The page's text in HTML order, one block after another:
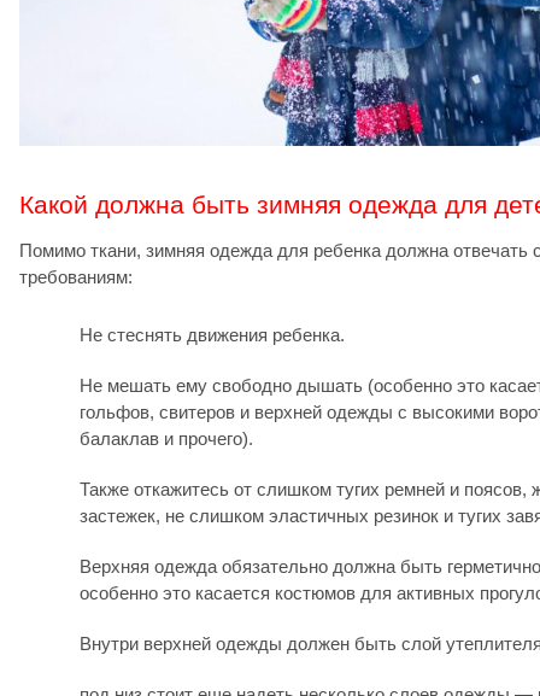
Какой должна быть зимняя одежда для
Помимо ткани, зимняя одежда для ребенка должна
требованиям:
Не стеснять движения ребенка.
Не мешать ему свободно дышать (особенно это
гольфов, свитеров и верхней одежды с высокими
балаклав и прочего).
Также откажитесь от слишком тугих ремней и
застежек, не слишком эластичных резинок и тугих
Верхняя одежда обязательно должна быть
особенно это касается костюмов для активных
Внутри верхней одежды должен быть слой